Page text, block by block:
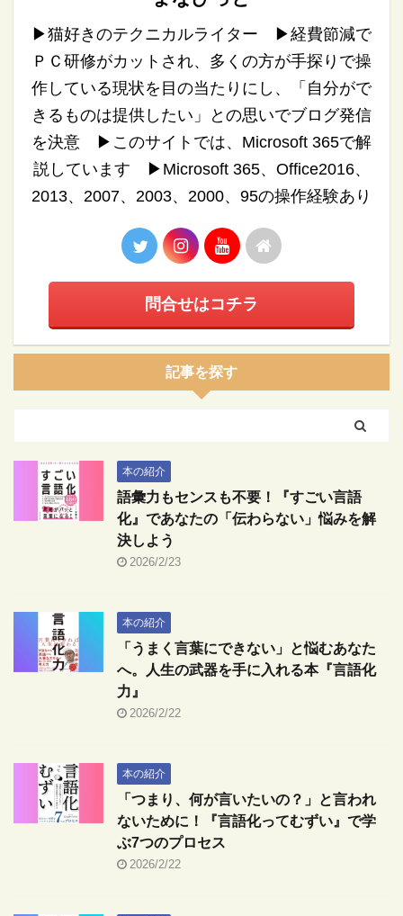
▶︎猫好きのテクニカルライター ▶︎経費節減で
ＰＣ研修がカットされ、多くの方が手探りで操
作している現状を目の当たりにし、「自分がで
きるものは提供したい」との思いでブログ発信
を決意 ▶︎このサイトでは、Microsoft 365で解
説しています ▶︎Microsoft 365、Office2016、
2013、2007、2003、2000、95の操作経験あり
問合せはコチラ
記事を探す
本の紹介
語彙力もセンスも不要！『すごい言語
化』であなたの「伝わらない」悩みを解
決しよう
2026/2/23
本の紹介
「うまく言葉にできない」と悩むあなた
へ。人生の武器を手に入れる本『言語化
力』
2026/2/22
本の紹介
「つまり、何が言いたいの？」と言われ
ないために！『言語化ってむずい』で学
ぶ7つのプロセス
2026/2/22